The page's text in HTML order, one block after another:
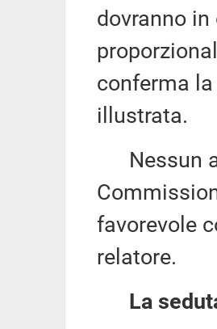
dovranno
conferma
illustrata.
Nessun
favorevole
relatore.
La